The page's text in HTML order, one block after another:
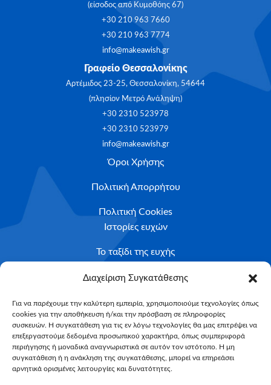
Διαχείριση Συγκατάθεσης
Για να παρέχουμε την καλύτερη εμπειρία, χρησιμοποιούμε τεχνολογίες όπως
cookies για την αποθήκευση ή/και την πρόσβαση σε πληροφορίες
συσκευών. Η συγκατάθεση για τις εν λόγω τεχνολογίες θα μας επιτρέψει να
επεξεργαστούμε δεδομένα προσωπικού χαρακτήρα, όπως συμπεριφορά
περιήγησης ή μοναδικά αναγνωριστικά σε αυτόν τον ιστότοπο. Η μη
συγκατάθεση ή η ανάκληση της συγκατάθεσης, μπορεί να επηρεάσει
αρνητικά ορισμένες λειτουργίες και δυνατότητες.
(είσοδος από Κυμοθόης 67)
+30 210 963 7660
+30 210 963 7774
info@makeawish.gr
Γραφείο Θεσσαλονίκης
Αρτέμιδος 23-25, Θεσσαλονίκη, 54644
(πλησίον Μετρό Ανάληψη)
+30 2310 523978
+30 2310 523979
info@makeawish.gr
Όροι Χρήσης
Πολιτική Απορρήτου
Πολιτική Cookies
Ιστορίες ευχών
Το ταξίδι της ευχής
Κριτήρια Καταλληλότητας
Υποβολή Αιτήματος
NEWSLETTER
Email*